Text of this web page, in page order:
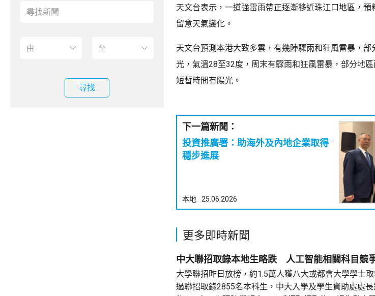
尋找
天文台表示，一道強雷雨帶正逐漸移近珠江口地區，
留意天氣變化。
天文台預測本港大致多雲，有幾陣驟雨和狂風雷暴，
光，氣溫28至32度，周末有驟雨和狂風雷暴，部分地
短暫時間有陽光。
下一篇新聞：
投資推廣署：助海外及內地企業取得
穩步進展
本地 25.06.2026
更多即時新聞
中大聯招取錄本地生略跌 人工智能相關科目競
大學聯招昨日放榜，約1.5萬人獲八大或都會大學學士
過聯招取錄2855名本科生，中大入學及學生資助處處